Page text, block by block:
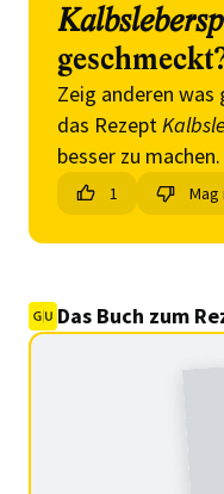
Zeig anderen
das Rezept
besser zu machen.
1 Mag
Das Buch zum